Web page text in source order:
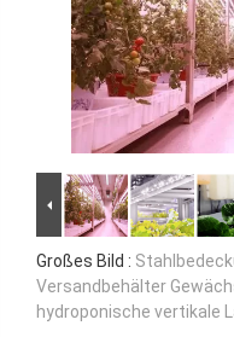
Großes Bild :
Versandbehälter
hydroponische vertikale